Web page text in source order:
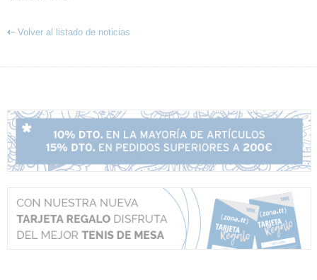
Volver al listado de noticias